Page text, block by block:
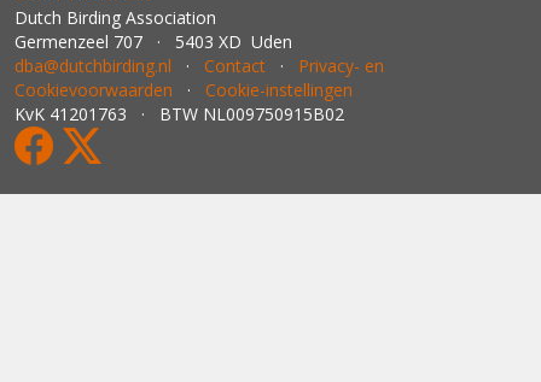
Dutch Birding Association
Germenzeel 707 · 5403 XD Uden
dba@dutchbirding.nl · Contact · Privacy- en
Cookievoorwaarden · Cookie-instellingen
KvK 41201763 · BTW NL009750915B02